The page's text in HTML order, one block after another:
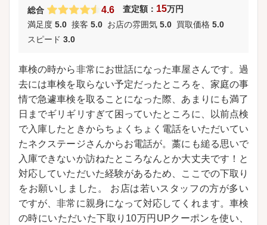
総合 4.6 査定額： 15万円
満足度 5.0 接客 5.0 お店の雰囲気 5.0 買取価格 5.0
スピード 3.0
車検の時から非常にお世話になった車屋さんです。過
去には車検を取らない予定だったところを、家庭の事
情で急遽車検を取ることになった際、あまりにも満了
日までギリギリすぎて困っていたところに、以前点検
で入庫したときからちょくちょく電話をいただいてい
たネクステージさんからお電話が。藁にも縋る思いで
入庫できないか訪ねたところなんとか大丈夫です！と
対応していただいた経験があるため、ここでの下取り
をお願いしました。 お店は若いスタッフの方が多い
ですが、非常に親身になって対応してくれます。車検
の時にいただいた下取り10万円UPクーポンを使い、